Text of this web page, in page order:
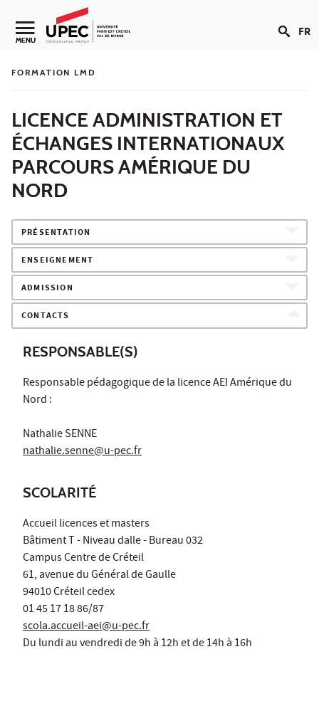
Aller au contenu
Navigation secondaire
MENU FR
FORMATION LMD
LICENCE ADMINISTRATION ET
ÉCHANGES INTERNATIONAUX
PARCOURS AMÉRIQUE DU
NORD
PRÉSENTATION
ENSEIGNEMENT
ADMISSION
CONTACTS
RESPONSABLE(S)
Responsable pédagogique de la licence AEI Amérique du
Nord :
Nathalie SENNE
nathalie.senne@u-pec.fr
SCOLARITÉ
Accueil licences et masters
Bâtiment T - Niveau dalle - Bureau 032
Campus Centre de Créteil
61, avenue du Général de Gaulle
94010 Créteil cedex
01 45 17 18 86/87
scola.accueil-aei@u-pec.fr
Du lundi au vendredi de 9h à 12h et de 14h à 16h